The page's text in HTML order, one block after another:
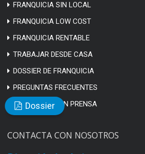
FRANQUICIA SIN LOCAL
FRANQUICIA LOW COST
FRANQUICIA RENTABLE
TRABAJAR DESDE CASA
DOSSIER DE FRANQUICIA
PREGUNTAS FRECUENTES
APARICIONES EN PRENSA
CONTACTA CON NOSOTROS
Dossier